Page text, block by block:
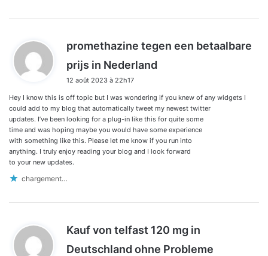
promethazine tegen een betaalbare
prijs in Nederland
:
12 août 2023 à 22h17
Hey I know this is off topic but I was wondering if you knew of any widgets I
could add to my blog that automatically tweet my newest twitter
updates. I’ve been looking for a plug-in like this for quite some
time and was hoping maybe you would have some experience
with something like this. Please let me know if you run into
anything. I truly enjoy reading your blog and I look forward
to your new updates.
chargement…
Kauf von telfast 120 mg in
Deutschland ohne Probleme